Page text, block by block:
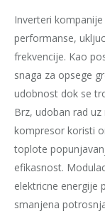
Inverteri
performanse,
frekvencije. Kao
snaga za opsege
udobnost dok se
Brz, udoban rad
kompresor koristi
toplote
efikasnost.
elektricne energije
smanjena